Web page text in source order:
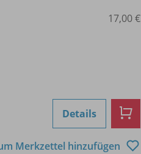
17,00 €
Details
Merkzettel hinzufügen